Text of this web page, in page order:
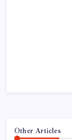
Other Articles